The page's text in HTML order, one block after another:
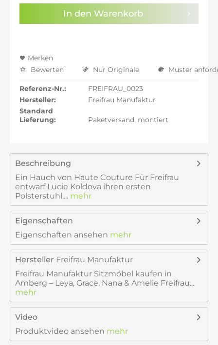
Kenntnis genommen.
In den Warenkorb
Merken
Bewerten
Nur Originale Muster
Referenz-Nr.:
FREIFRAU_0023
Hersteller:
Freifrau Manufaktur
Standard
Lieferung:
Paketversand, montiert
Beschreibung
Ein Hauch von Haute Couture Für Freifrau
entwarf Lucie Koldova ihren ersten
Polsterstuhl.... mehr
Eigenschaften
Eigenschaften ansehen mehr
Hersteller Freifrau Manufaktur
Freifrau Manufaktur Sitzmöbel kaufen in
Amberg – Leya, Grace, Nana & Amelie Freifrau...
mehr
Video
Produktvideo ansehen mehr